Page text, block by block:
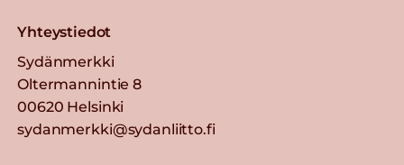
Yhteystiedot
Sydänmerkki
Oltermannintie 8
00620 Helsinki
sydanmerkki@sydanliitto.fi